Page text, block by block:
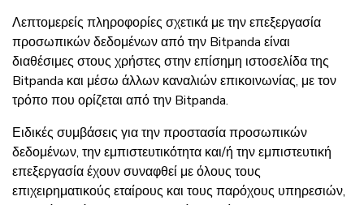
Λεπτομερείς πληροφορίες σχετικά με την επεξεργασία
προσωπικών δεδομένων από την Bitpanda είναι
διαθέσιμες στους χρήστες στην επίσημη ιστοσελίδα της
Bitpanda και μέσω άλλων καναλιών επικοινωνίας, με τον
τρόπο που ορίζεται από την Bitpanda.
Ειδικές συμβάσεις για την προστασία προσωπικών
δεδομένων, την εμπιστευτικότητα και/ή την εμπιστευτική
επεξεργασία έχουν συναφθεί με όλους τους
επιχειρηματικούς εταίρους και τους παρόχους υπηρεσιών,